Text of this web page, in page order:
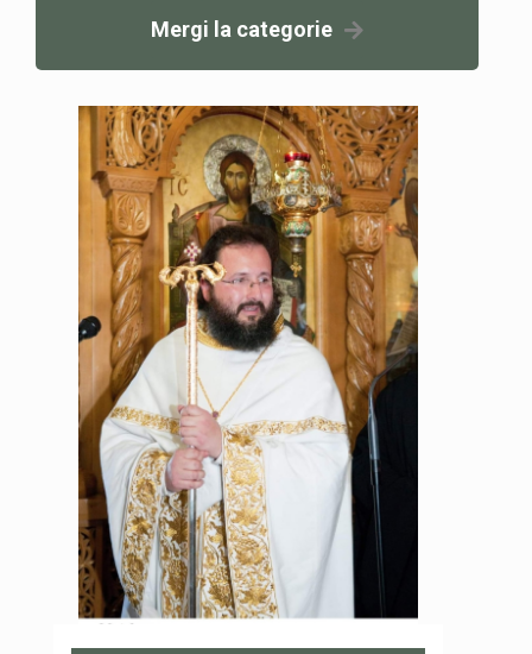
Mergi la categorie